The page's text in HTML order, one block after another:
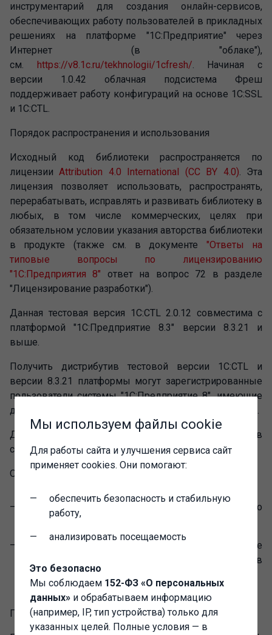
инструментарий для создания онлайн-сервисов,
обеспечивающих работу пользователей в прикладных
решениях на платформе "1С:Предприятие" через
Интернет (в "облаке"),
см. https://v8.1c.ru/tekhnologii/1cfresh/. Начиная с
версии 1.0.42 облачная подсистема Фреш
поддерживает работу конфигураций на основе 1C:SSL
и 1C:CTL.
Порядок распространения и использования
Исходный код библиотеки распространяется по
лицензииAttribution 4.0 International (CC BY 4.0). Эта
лицензия позволяет использовать, распространять,
перерабатывать, исправлять и развивать библиотеку в
любых, в том числе коммерческих, целях при
обязательном условии указания авторства библиотеки
в продукте (также см. в документе "Ответы на
типовые вопросы по лицензированию
"1С:Предприятия 8" ответ на вопрос 72 в разделе
"Лицензирование разработки").
Данная тестовая версия 1C:CTL 2.0.12 совместима с
платформой "1С:Предприятие 8.3" версии 8.3.21 и
выше.
Получить дистрибутив тестовой версии 1C:CTL и
версии 8.3.21 платформы могут зарегистрированные
пользователи системы "1С:Предприятие 8", имеющие
действующий договор 1С:ИТС, на сайте
.
Документация на английском языке включена в
состав дистрибутива.
Ограничения тестовой версии
Встроенная справка в 1C:CTL присутствует только
на русском языке.
Проверка встраивания в прикладное решение
элементов библиотеки не включена в состав
дистрибутива 1C:CTL.
Поддержка
Мы используем файлы cookie
Для работы сайта и улучшения сервиса сайт
применяет cookies. Они помогают:
обеспечить безопасность и стабильную
работу,
анализировать посещаемость
Это безопасно
Мы соблюдаем 152-ФЗ «О персональных
данных» и обрабатываем информацию
(например, IP, тип устройства) только для
указанных целей. Полные условия — в